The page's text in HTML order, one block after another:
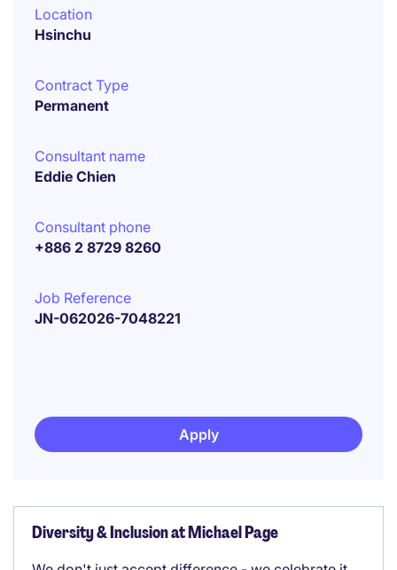
Location
Hsinchu
Contract Type
Permanent
Consultant name
Eddie Chien
Consultant phone
+886 2 8729 8260
Job Reference
JN-062026-7048221
Apply
Diversity & Inclusion at Michael Page